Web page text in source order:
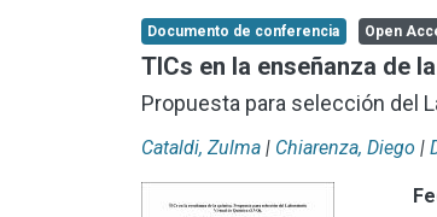
Documento de conferencia Open
TICs en la enseñanza de
Propuesta para selección del
Cataldi, Zulma | Chiarenza, Diego |